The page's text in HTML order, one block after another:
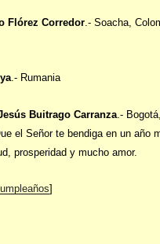
Flórez Corredor .- Soacha,
.- Rumania
Buitrago Carranza .-
el Señor te bendiga en un año
prosperidad y mucho amor.
]